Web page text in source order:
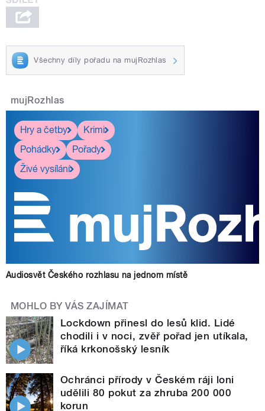
Všechny díly pořadu na mujRozhlas
mujRozhlas
Hry a četby
Krimi
Pohádky
Pořady
Živé vysílání
Audiosvět Českého rozhlasu na jednom místě
MOHLO BY VÁS ZAJÍMAT
Lockdown přinesl do lesů klid. Lidé
chodili i v noci, zvěř pořad jen utíkala,
říká krkonošský lesník
Ochránci přírody v Českém ráji loni
udělili 80 pokut za zhruba 200 000
korun